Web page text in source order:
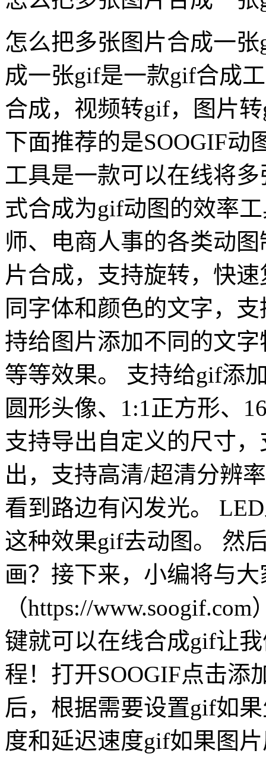
怎么把多张图片合成一
成一张gif是一款gif合成
合成，视频转gif，图片
下面推荐的是SOOGIF动
工具是一款可以在线将
式合成为gif动图的效率
师、电商人事的各类动
片合成，支持旋转，快
同字体和颜色的文字，
持给图片添加不同的文
等等效果。 支持给gif添
圆形头像、1:1正方形、
支持导出自定义的尺寸
出，支持高清/超清分辨
看到路边有闪发光。
这种效果gif去动图。 然
画？接下来，小编将与
（https://
键就可以在线合成gif让
程！打开SOOGIF点击添
后，根据需要设置gif如
度和延迟速度gif如果图